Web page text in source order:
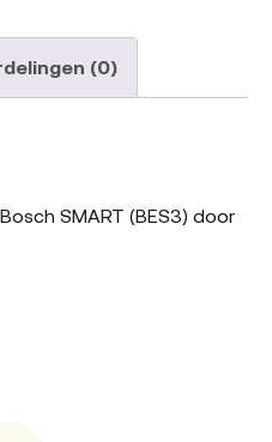
(0)
SMART (BES3) door